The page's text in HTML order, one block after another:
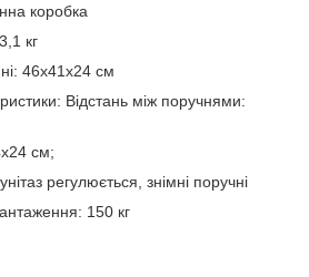
коробка
кг
46х41х24 см
Відстань між поручнями:
см;
регулюється, знімні поручні
150 кг